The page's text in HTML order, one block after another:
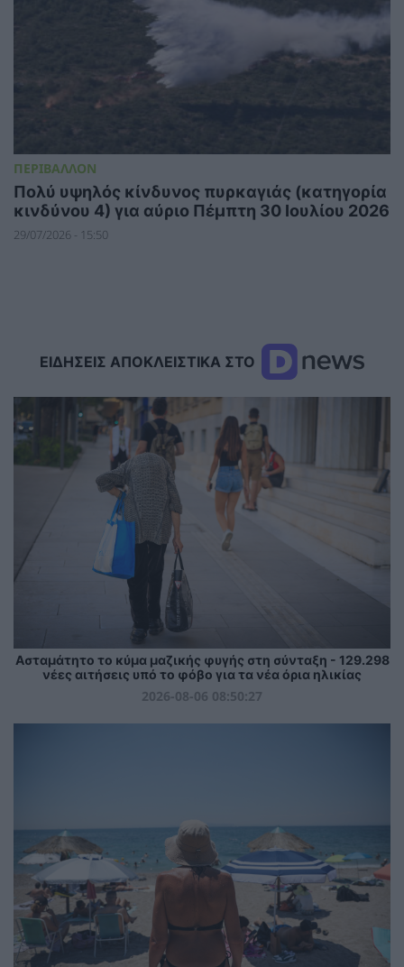
ΠΕΡΙΒΑΛΛΟΝ
Πολύ υψηλός κίνδυνος πυρκαγιάς (κατηγορία
κινδύνου 4) για αύριο Πέμπτη 30 Ιουλίου 2026
29/07/2026 - 15:50
ΕΙΔΗΣΕΙΣ ΑΠΟΚΛΕΙΣΤΙΚΑ ΣΤΟ
Ασταμάτητο το κύμα μαζικής φυγής στη σύνταξη - 129.298
νέες αιτήσεις υπό το φόβο για τα νέα όρια ηλικίας
2026-08-06 08:50:27